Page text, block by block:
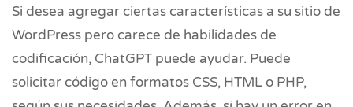
Si desea agregar ciertas características a su sitio de
WordPress pero carece de habilidades de
codificación, ChatGPT puede ayudar. Puede
solicitar código en formatos CSS, HTML o PHP,